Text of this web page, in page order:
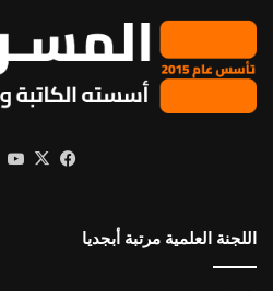
فيسبوك
X
اللجنة العلمية مرتبة أبجديا